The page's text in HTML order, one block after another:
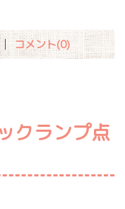
コメント(0)
クランプ点